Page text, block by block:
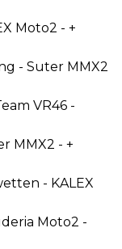
Moto2 - +
- Suter MMX2
VR46 -
MMX2 - +
- KALEX
Moto2 -